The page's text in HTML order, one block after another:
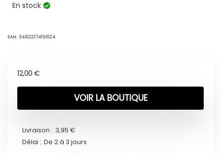
En stock
EAN: 3492217419824
12,00 €
VOIR LA BOUTIQUE
Livraison : 3,95 €
Délai : De 2 à 3 jours